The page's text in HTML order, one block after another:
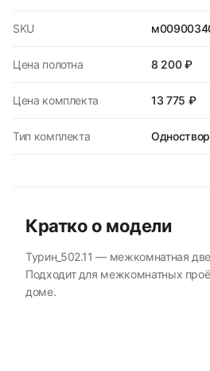
SKU
Цена полотна 8 200 ₽
Цена комплекта 13 775 ₽
Тип комплекта
Кратко о модели
Турин_502.11 — межкомнатная
Подходит для межкомнатных
доме.